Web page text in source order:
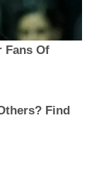
Fans Of
Find